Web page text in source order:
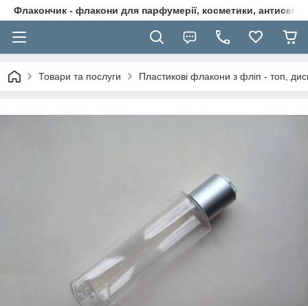
Флакончик - флакони для парфумерії, косметики,
Товари та послуги Пластикові флакони з фліп - топ,